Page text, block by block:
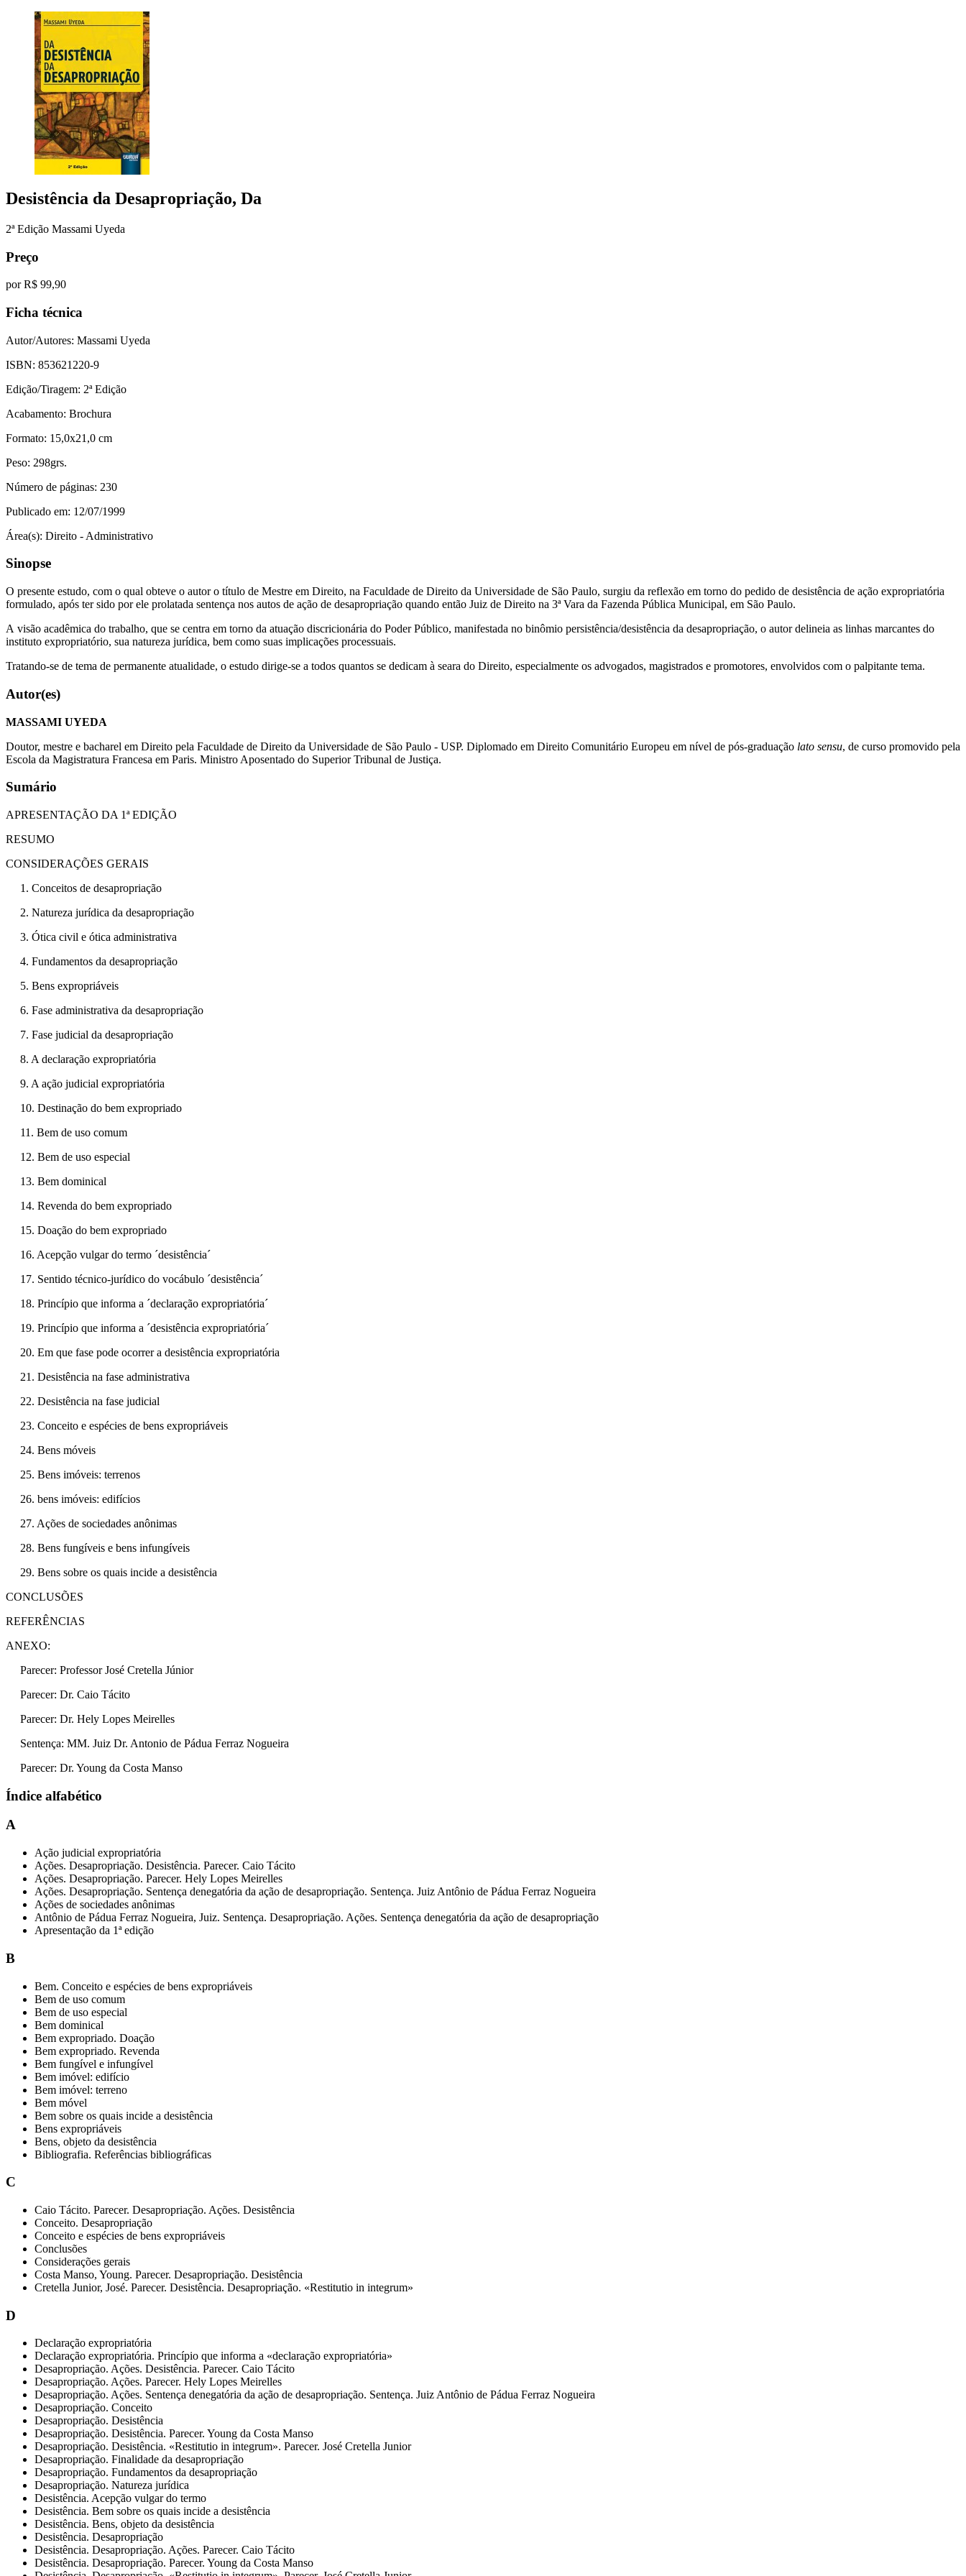
Desistência da Desapropriação, Da
2ª Edição Massami Uyeda
Preço
porR$ 99,90
Ficha técnica
Autor/Autores: Massami Uyeda
ISBN: 853621220-9
Edição/Tiragem: 2ª Edição
Acabamento: Brochura
Formato: 15,0x21,0 cm
Peso: 298grs.
Número de páginas: 230
Publicado em: 12/07/1999
Área(s): Direito - Administrativo
Sinopse
O presente estudo, com o qual obteve o autor o título de Mestre em Direito, na Faculdade de Direito da Universidade de São Paulo, surgiu da reflexão em torno do pedido de desistência de ação expropriatória
formulado, após ter sido por ele prolatada sentença nos autos de ação de desapropriação quando então Juiz de Direito na 3ª Vara da Fazenda Pública Municipal, em São Paulo.
A visão acadêmica do trabalho, que se centra em torno da atuação discricionária do Poder Público, manifestada no binômio persistência/desistência da desapropriação, o autor delineia as linhas marcantes do
instituto expropriatório, sua natureza jurídica, bem como suas implicações processuais.
Tratando-se de tema de permanente atualidade, o estudo dirige-se a todos quantos se dedicam à seara do Direito, especialmente os advogados, magistrados e promotores, envolvidos com o palpitante tema.
Autor(es)
MASSAMI UYEDA
Doutor, mestre e bacharel em Direito pela Faculdade de Direito da Universidade de São Paulo - USP. Diplomado em Direito Comunitário Europeu em nível de pós-graduação lato sensu, de curso promovido pela
Escola da Magistratura Francesa em Paris. Ministro Aposentado do Superior Tribunal de Justiça.
Sumário
APRESENTAÇÃO DA 1ª EDIÇÃO
RESUMO
CONSIDERAÇÕES GERAIS
1. Conceitos de desapropriação
2. Natureza jurídica da desapropriação
3. Ótica civil e ótica administrativa
4. Fundamentos da desapropriação
5. Bens expropriáveis
6. Fase administrativa da desapropriação
7. Fase judicial da desapropriação
8. A declaração expropriatória
9. A ação judicial expropriatória
10. Destinação do bem expropriado
11. Bem de uso comum
12. Bem de uso especial
13. Bem dominical
14. Revenda do bem expropriado
15. Doação do bem expropriado
16. Acepção vulgar do termo ´desistência´
17. Sentido técnico-jurídico do vocábulo ´desistência´
18. Princípio que informa a ´declaração expropriatória´
19. Princípio que informa a ´desistência expropriatória´
20. Em que fase pode ocorrer a desistência expropriatória
21. Desistência na fase administrativa
22. Desistência na fase judicial
23. Conceito e espécies de bens expropriáveis
24. Bens móveis
25. Bens imóveis: terrenos
26. bens imóveis: edifícios
27. Ações de sociedades anônimas
28. Bens fungíveis e bens infungíveis
29. Bens sobre os quais incide a desistência
CONCLUSÕES
REFERÊNCIAS
ANEXO:
Parecer: Professor José Cretella Júnior
Parecer: Dr. Caio Tácito
Parecer: Dr. Hely Lopes Meirelles
Sentença: MM. Juiz Dr. Antonio de Pádua Ferraz Nogueira
Parecer: Dr. Young da Costa Manso
Índice alfabético
A
Ação judicial expropriatória
Ações. Desapropriação. Desistência. Parecer. Caio Tácito
Ações. Desapropriação. Parecer. Hely Lopes Meirelles
Ações. Desapropriação. Sentença denegatória da ação de desapropriação. Sentença. Juiz Antônio de Pádua Ferraz Nogueira
Ações de sociedades anônimas
Antônio de Pádua Ferraz Nogueira, Juiz. Sentença. Desapropriação. Ações. Sentença denegatória da ação de desapropriação
Apresentação da 1ª edição
B
Bem. Conceito e espécies de bens expropriáveis
Bem de uso comum
Bem de uso especial
Bem dominical
Bem expropriado. Doação
Bem expropriado. Revenda
Bem fungível e infungível
Bem imóvel: edifício
Bem imóvel: terreno
Bem móvel
Bem sobre os quais incide a desistência
Bens expropriáveis
Bens, objeto da desistência
Bibliografia. Referências bibliográficas
C
Caio Tácito. Parecer. Desapropriação. Ações. Desistência
Conceito. Desapropriação
Conceito e espécies de bens expropriáveis
Conclusões
Considerações gerais
Costa Manso, Young. Parecer. Desapropriação. Desistência
Cretella Junior, José. Parecer. Desistência. Desapropriação. «Restitutio in integrum»
D
Declaração expropriatória
Declaração expropriatória. Princípio que informa a «declaração expropriatória»
Desapropriação. Ações. Desistência. Parecer. Caio Tácito
Desapropriação. Ações. Parecer. Hely Lopes Meirelles
Desapropriação. Ações. Sentença denegatória da ação de desapropriação. Sentença. Juiz Antônio de Pádua Ferraz Nogueira
Desapropriação. Conceito
Desapropriação. Desistência
Desapropriação. Desistência. Parecer. Young da Costa Manso
Desapropriação. Desistência. «Restitutio in integrum». Parecer. José Cretella Junior
Desapropriação. Finalidade da desapropriação
Desapropriação. Fundamentos da desapropriação
Desapropriação. Natureza jurídica
Desistência. Acepção vulgar do termo
Desistência. Bem sobre os quais incide a desistência
Desistência. Bens, objeto da desistência
Desistência. Desapropriação
Desistência. Desapropriação. Ações. Parecer. Caio Tácito
Desistência. Desapropriação. Parecer. Young da Costa Manso